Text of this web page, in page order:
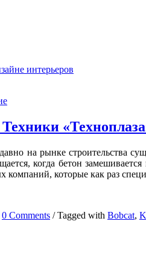
интерьеров
на рынке строительства
когда бетон
компаний, которые как раз
0 Comments / Tagged with Bobcat,